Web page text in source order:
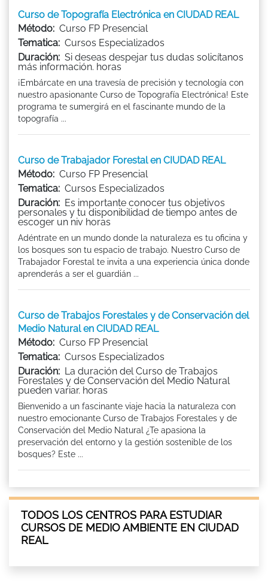
Curso de Topografía Electrónica en CIUDAD REAL
Método: Curso FP Presencial
Tematica: Cursos Especializados
Duración: Si deseas despejar tus dudas solicítanos
más información. horas
¡Embárcate en una travesía de precisión y tecnología con
nuestro apasionante Curso de Topografía Electrónica! Este
programa te sumergirá en el fascinante mundo de la
topografía ...
Curso de Trabajador Forestal en CIUDAD REAL
Método: Curso FP Presencial
Tematica: Cursos Especializados
Duración: Es importante conocer tus objetivos
personales y tu disponibilidad de tiempo antes de
escoger un niv horas
Adéntrate en un mundo donde la naturaleza es tu oficina y
los bosques son tu espacio de trabajo. Nuestro Curso de
Trabajador Forestal te invita a una experiencia única donde
aprenderás a ser el guardián ...
Curso de Trabajos Forestales y de Conservación del
Medio Natural en CIUDAD REAL
Método: Curso FP Presencial
Tematica: Cursos Especializados
Duración: La duración del Curso de Trabajos
Forestales y de Conservación del Medio Natural
pueden variar. horas
Bienvenido a un fascinante viaje hacia la naturaleza con
nuestro emocionante Curso de Trabajos Forestales y de
Conservación del Medio Natural ¿Te apasiona la
preservación del entorno y la gestión sostenible de los
bosques? Este ...
TODOS LOS CENTROS PARA ESTUDIAR
CURSOS DE MEDIO AMBIENTE EN CIUDAD
REAL